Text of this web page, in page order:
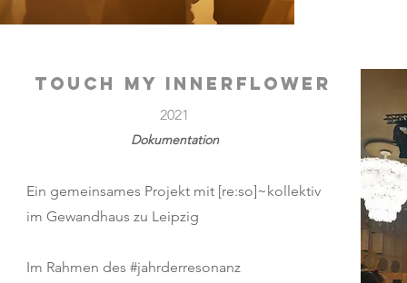
touch my innerflower
2021
Dokumentation
Ein gemeinsames Projekt mit [re:so]~kollektiv
im Gewandhaus zu Leipzig
Im Rahmen des #jahrderresonanz